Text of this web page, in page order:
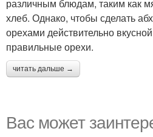
различным блюдам, таким как
хлеб. Однако, чтобы сделать
орехами действительно
правильные орехи.
читать дальше →
Вас может